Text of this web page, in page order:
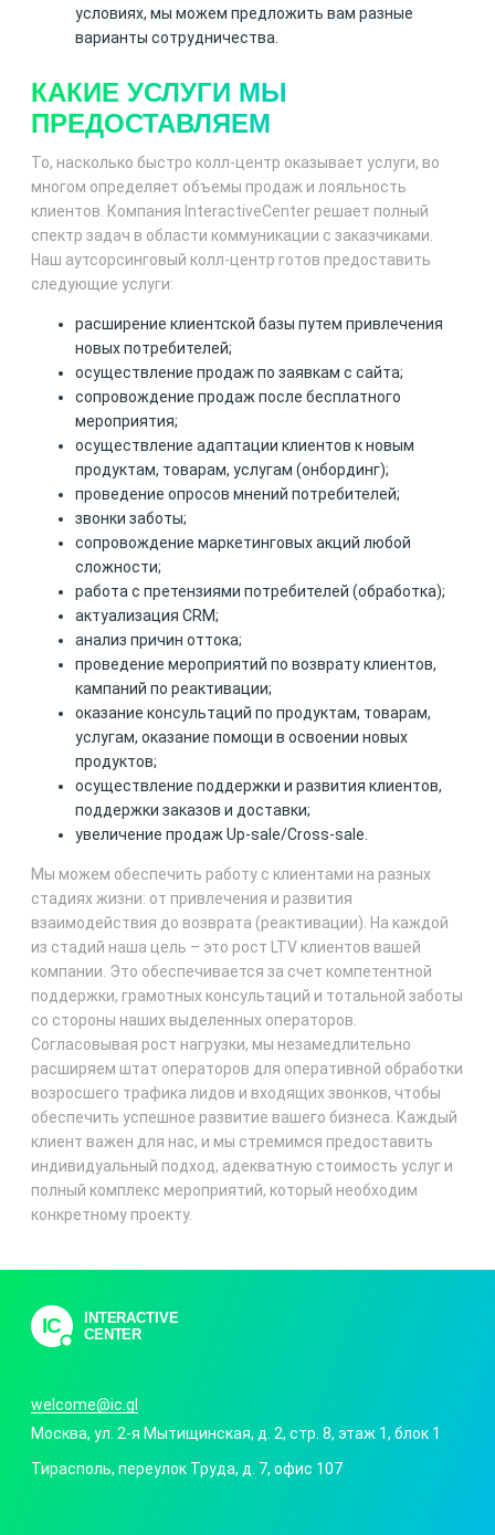
условиях, мы можем предложить вам разные
варианты сотрудничества.
КАКИЕ УСЛУГИ МЫ
ПРЕДОСТАВЛЯЕМ
То, насколько быстро колл-центр оказывает услуги, во
многом определяет объемы продаж и лояльность
клиентов. Компания InteractiveCenter решает полный
спектр задач в области коммуникации с заказчиками.
Наш аутсорсинговый колл-центр готов предоставить
следующие услуги:
расширение клиентской базы путем привлечения
новых потребителей;
осуществление продаж по заявкам с сайта;
сопровождение продаж после бесплатного
мероприятия;
осуществление адаптации клиентов к новым
продуктам, товарам, услугам (онбординг);
проведение опросов мнений потребителей;
звонки заботы;
сопровождение маркетинговых акций любой
сложности;
работа с претензиями потребителей (обработка);
актуализация CRM;
анализ причин оттока;
проведение мероприятий по возврату клиентов,
кампаний по реактивации;
оказание консультаций по продуктам, товарам,
услугам, оказание помощи в освоении новых
продуктов;
осуществление поддержки и развития клиентов,
поддержки заказов и доставки;
увеличение продаж Up-sale/Cross-sale.
Мы можем обеспечить работу с клиентами на разных
стадиях жизни: от привлечения и развития
взаимодействия до возврата (реактивации). На каждой
из стадий наша цель – это рост LTV клиентов вашей
компании. Это обеспечивается за счет компетентной
поддержки, грамотных консультаций и тотальной заботы
со стороны наших выделенных операторов.
Согласовывая рост нагрузки, мы незамедлительно
расширяем штат операторов для оперативной обработки
возросшего трафика лидов и входящих звонков, чтобы
обеспечить успешное развитие вашего бизнеса. Каждый
клиент важен для нас, и мы стремимся предоставить
индивидуальный подход, адекватную стоимость услуг и
полный комплекс мероприятий, который необходим
конкретному проекту.
IC
INTERACTIVE
CENTER
welcome@ic.gl
Москва, ул. 2-я Мытищинская, д. 2, стр. 8, этаж 1, блок 1
Тирасполь, переулок Труда, д. 7, офис 107